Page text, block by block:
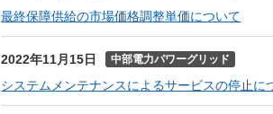
最終保障供給の市場価格調整単価について
2022年11月15日 中部電力パワーグリッド
システムメンテナンスによるサービスの停止に